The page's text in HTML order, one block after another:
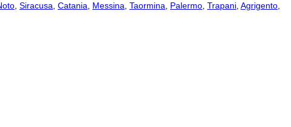
Siracusa Catania Messina Taormina Palermo Trapani Agrigento